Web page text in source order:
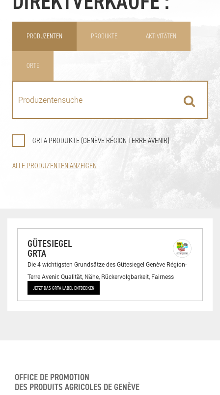
PRODUZENTEN PRODUKTE AKTIVITÄTEN
ORTE
GRTA PRODUKTE (GENÈVE RÉGION TERRE AVENIR)
ALLE PRODUZENTEN ANZEIGEN
GÜTESIEGEL
GRTA
Die 4 wichtigsten Grundsätze des Gütesiegel Genève Région-
Terre Avenir: Qualität, Nähe, Rückervolgbarkeit, Fairness
JETZT DAS GRTA LABEL ENTDECKEN
OFFICE DE PROMOTION
DES PRODUITS AGRICOLES DE GENÈVE